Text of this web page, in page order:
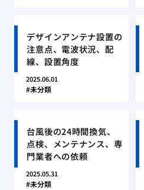
デザインアンテナ設置の
注意点、電波状況、配
線、設置角度
2025.06.01
未分類
台風後の24時間換気、
点検、メンテナンス、専
門業者への依頼
2025.05.31
未分類